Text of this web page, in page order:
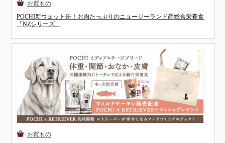
POCHI新ウェット缶！お肉たっぷりのニュージーランド産総合栄養食
「NZシリーズ」